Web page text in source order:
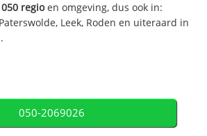
050 regioen omgeving, dus ook in:
Leek, Roden en uiteraard in
050-2069026